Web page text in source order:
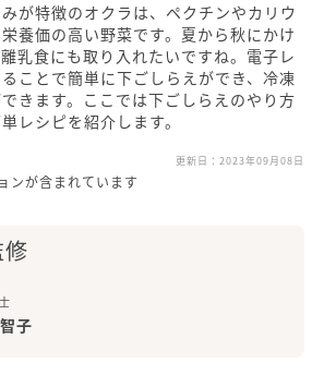
が特徴のオクラは、ペクチンやカリウ
養価の高い野菜です。夏から秋にかけ
乳食にも取り入れたいですね。電子レ
ことで簡単に下ごしらえができ、冷凍
きます。ここでは下ごしらえのやり方
レシピを紹介します。
更新日： 2023年09月08日
ンが含まれています
子